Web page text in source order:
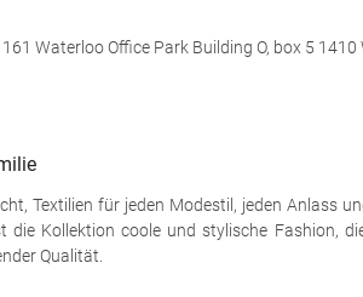
Waterloo Office Park Building O, box 5
Textilien für jeden Modestil, jeden Anlass
die Kollektion coole und stylische Fashion,
Qualität.